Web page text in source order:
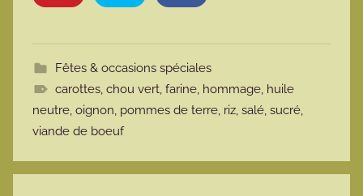
Fêtes & occasions spéciales
carottes, chou vert, farine, hommage, huile
neutre, oignon, pommes de terre, riz, salé, sucré,
viande de boeuf